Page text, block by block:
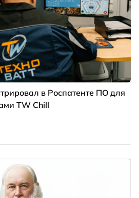
в Роспатенте ПО для
TW Chill